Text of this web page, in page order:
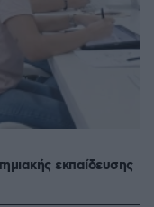
εκπαίδευσης